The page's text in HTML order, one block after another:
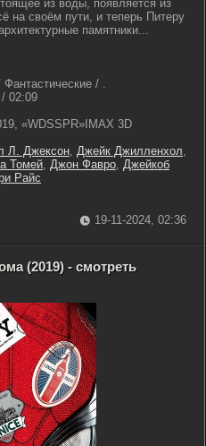
из воды, появляется из
на своём пути, и теперь Питеру
памятники...
/ .
02:09
«WDSSPR»IMAX 3D
Л. Джексон, Джейк Джилленхол,
Томей, Джон Фавро, Джейкоб
Райс
19-11-2024, 02:36
(2019) - смотреть